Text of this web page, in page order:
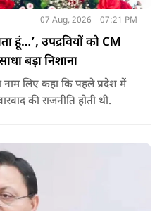
07 Aug, 2026 07:21 PM
हूं…’, उपद्रवियों को CM
बड़ा निशाना
लिए कहा कि पहले प्रदेश में
की राजनीति होती थी.